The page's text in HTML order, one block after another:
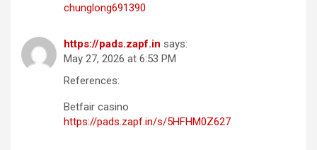
chunglong691390
https://pads.zapf.in says:
May 27, 2026 at 6:53 PM
References:
Betfair casino
https://pads.zapf.in/s/5HFHM0Z627